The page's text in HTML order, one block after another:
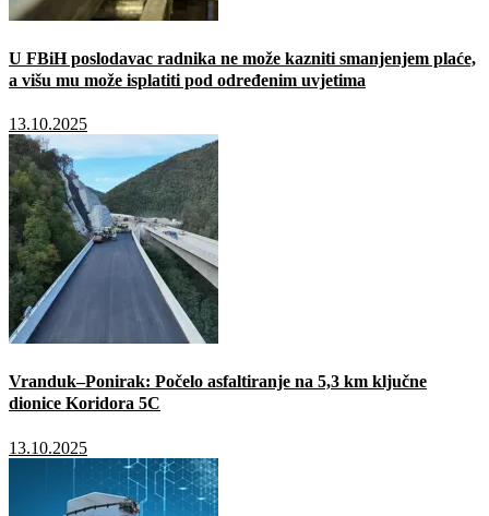
U FBiH poslodavac radnika ne može kazniti smanjenjem plaće,
a višu mu može isplatiti pod određenim uvjetima
13.10.2025
Vranduk–Ponirak: Počelo asfaltiranje na 5,3 km ključne
dionice Koridora 5C
13.10.2025